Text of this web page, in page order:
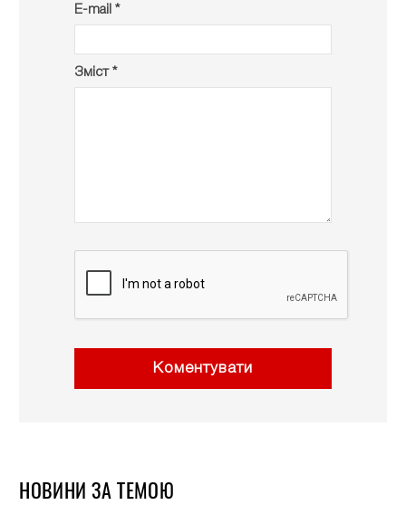
E-mail *
Зміст *
Коментувати
НОВИНИ ЗА ТЕМОЮ